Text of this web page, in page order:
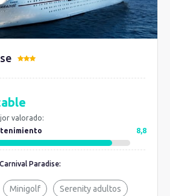
valorado:
8,8
Paradise:
Minigolf Serenity adultos